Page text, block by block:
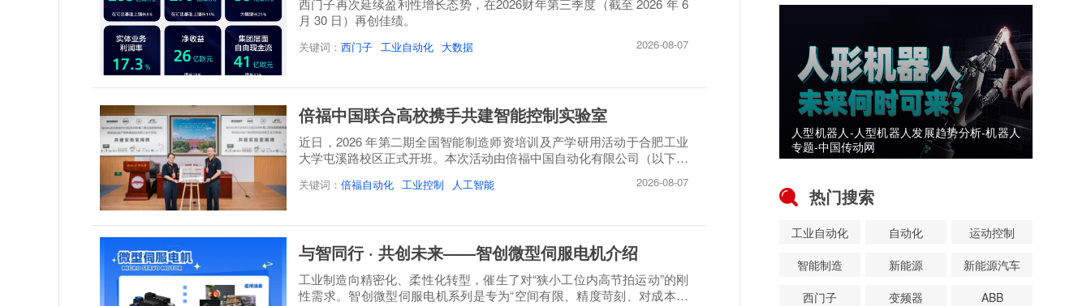
西门子再次延续盈利性增长态势，在2026财年第三季度（截至 2026 年 6
月 30 日）再创佳绩。
关键词： 西门子 工业自动化 大数据 2026-08-07
倍福中国联合高校携手共建智能控制实验室
近日，2026 年第二期全国智能制造师资培训及产学研用活动于合肥工业
大学屯溪路校区正式开班。本次活动由倍福中国自动化有限公司（以下简
关键词： 倍福自动化 工业控制 人工智能 2026-08-07
与智同行 · 共创未来——智创微型伺服电机介绍
工业制造向精密化、柔性化转型，催生了对“狭小工位内高节拍运动”的刚
性需求。智创微型伺服电机系列是专为“空间有限、精度苛刻、对成本敏
人型机器人-人型机器人发展趋势分析-机器人
专题-中国传动网
热门搜索
工业自动化 自动化
运动控制
智能制造
新能源
新能源汽车
西门子
变频器
ABB